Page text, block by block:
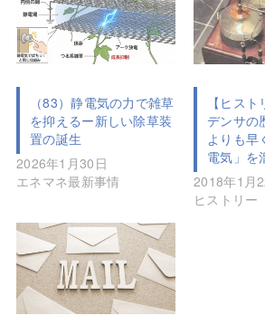
（83）静電気の力で雑草
を抑えるー新しい除草装
置の誕生
2026年1月30日
エネマネ最新事情
【ヒス
デンサ
よりも早
電気」を
2018年1月
ヒストリー